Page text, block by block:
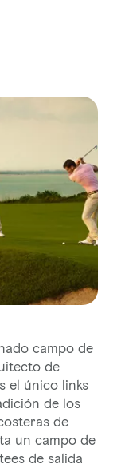
campo de
de
el único links
de los
de
un campo de
de salida